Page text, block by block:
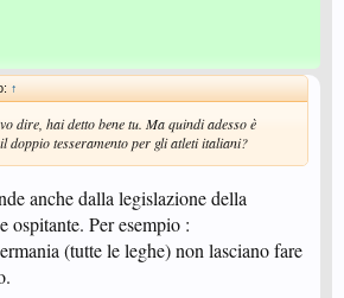
↑
dire, hai detto bene tu. Ma quindi adesso è
doppio tesseramento per gli atleti italiani?
anche dalla legislazione della
ospitante. Per esempio :
(tutte le leghe) non lasciano fare